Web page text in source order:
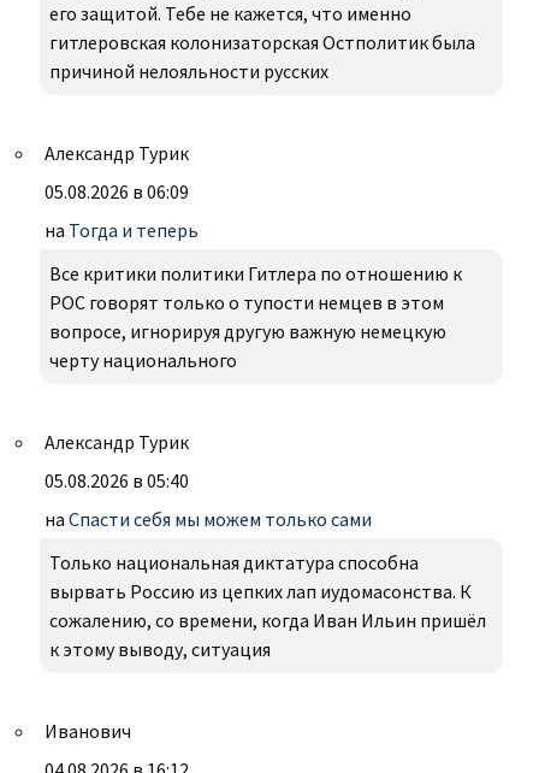
его защитой. Тебе не кажется, что именно
гитлеровская колонизаторская Остполитик была
причиной нелояльности русских
Александр Турик
05.08.2026 в 06:09
на Тогда и теперь
Все критики политики Гитлера по отношению к
РОС говорят только о тупости немцев в этом
вопросе, игнорируя другую важную немецкую
черту национального
Александр Турик
05.08.2026 в 05:40
на Спасти себя мы можем только сами
Только национальная диктатура способна
вырвать Россию из цепких лап иудомасонства. К
сожалению, со времени, когда Иван Ильин пришёл
к этому выводу, ситуация
Иванович